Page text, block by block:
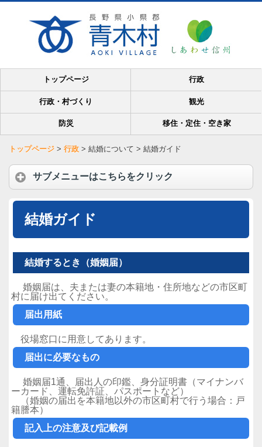
トップページ 行政
行政・村づくり 観光
防災 移住・定住・空き家
トップページ > 行政 > 結婚について > 結婚ガイド
サブメニューはこちらをクリック
結婚ガイド
結婚するとき（婚姻届）
婚姻届は、夫または妻の本籍地・住所地などの市区町
村に届け出てください。
届出用紙
役場窓口に用意してあります。
届出に必要なもの
婚姻届1通、届出人の印鑑、身分証明書（マイナンバ
ーカード、運転免許証、パスポートなど）
（婚姻の届出を本籍地以外の市区町村で行う場合：戸
籍謄本）
記入上の注意及び記載例